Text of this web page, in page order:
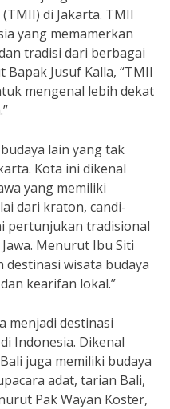
di Jakarta. TMII
yang memamerkan
tradisi dari berbagai
Jusuf Kalla, “TMII
mengenal lebih dekat
lain yang tak
Kota ini dikenal
yang memiliki
dari kraton, candi-
pertunjukan tradisional
Menurut Ibu Siti
destinasi wisata budaya
kearifan lokal.”
menjadi destinasi
Indonesia. Dikenal
juga memiliki budaya
adat, tarian Bali,
Pak Wayan Koster,